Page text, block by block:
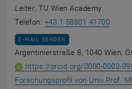
Leiter, TU Wien Academy
Telefon: +43 1 58801 41700
E-MAIL AN WOLFGANG GÜTTEL
E-MAIL SENDEN
Argentinierstraße 8, 1040 Wien,
https://orcid.org/0000-0002-
Forschungsprofil von Univ.Prof.